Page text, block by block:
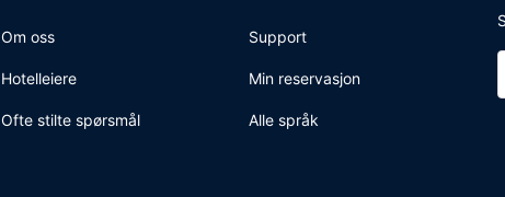
Om oss
Hotelleiere
Ofte stilte spørsmål
Support
Min reservasjon
Alle språk